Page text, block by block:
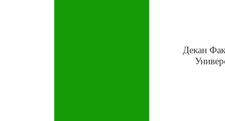
Декан